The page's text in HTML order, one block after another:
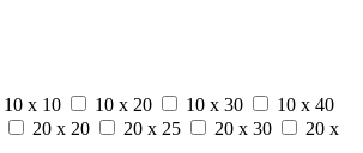
10 x 10 10 x 20 10 x 30
10 x 40
20 x 20 20 x 25 20 x 30
20 x